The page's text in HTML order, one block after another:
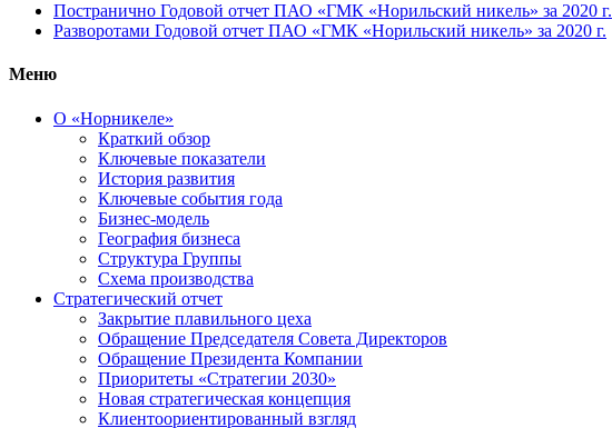
Постранично Годовой отчет ПАО «ГМК «Норильский никель» за 2020 г.
Разворотами Годовой отчет ПАО «ГМК «Норильский никель» за 2020 г.
Меню
О «Норникеле»
Краткий обзор
Ключевые показатели
История развития
Ключевые события года
Бизнес-модель
География бизнеса
Структура Группы
Схема производства
Стратегический отчет
Закрытие плавильного цеха
Обращение Председателя Совета Директоров
Обращение Президента Компании
Приоритеты «Стратегии 2030»
Новая стратегическая концепция
Клиентоориентированный взгляд